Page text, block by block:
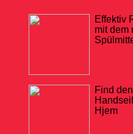
Effektiv
mit dem
Find
Hjem